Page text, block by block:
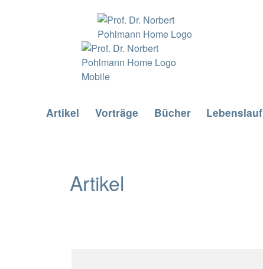
Artikel Vorträge Bücher Lebenslauf
Artikel